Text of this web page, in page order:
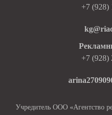
+7 (928)
+7 (928)
Учредитель ООО «Агентство